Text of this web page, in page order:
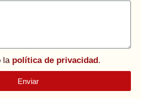
la política de privacidad.
Enviar